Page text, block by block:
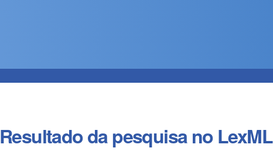
Resultado da pesquisa no LexML